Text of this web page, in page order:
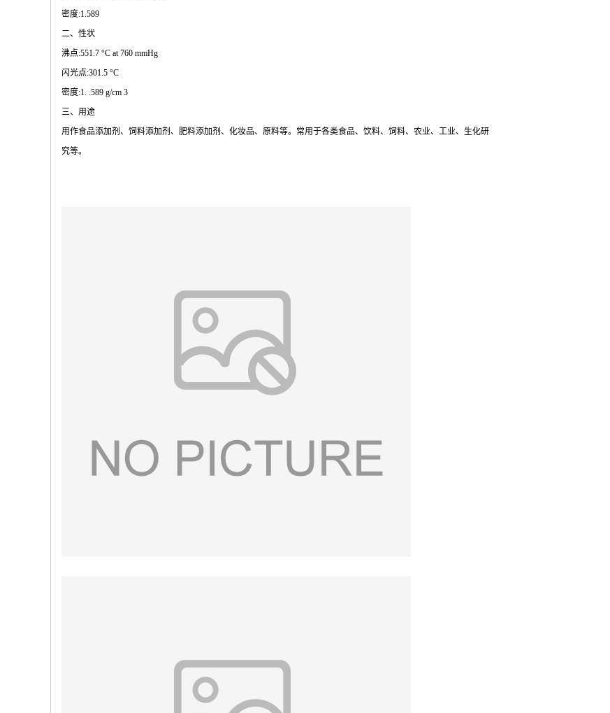
密度:1.589
二、性状
沸点:551.7 °C at 760 mmHg
闪光点:301.5 °C
密度:1. .589 g/cm 3
三、用途
用作食品添加剂、饲料添加剂、肥料添加剂、化妆品、原料等。常用于各类食品、饮料、饲料、农业、工业、生化研
究等。